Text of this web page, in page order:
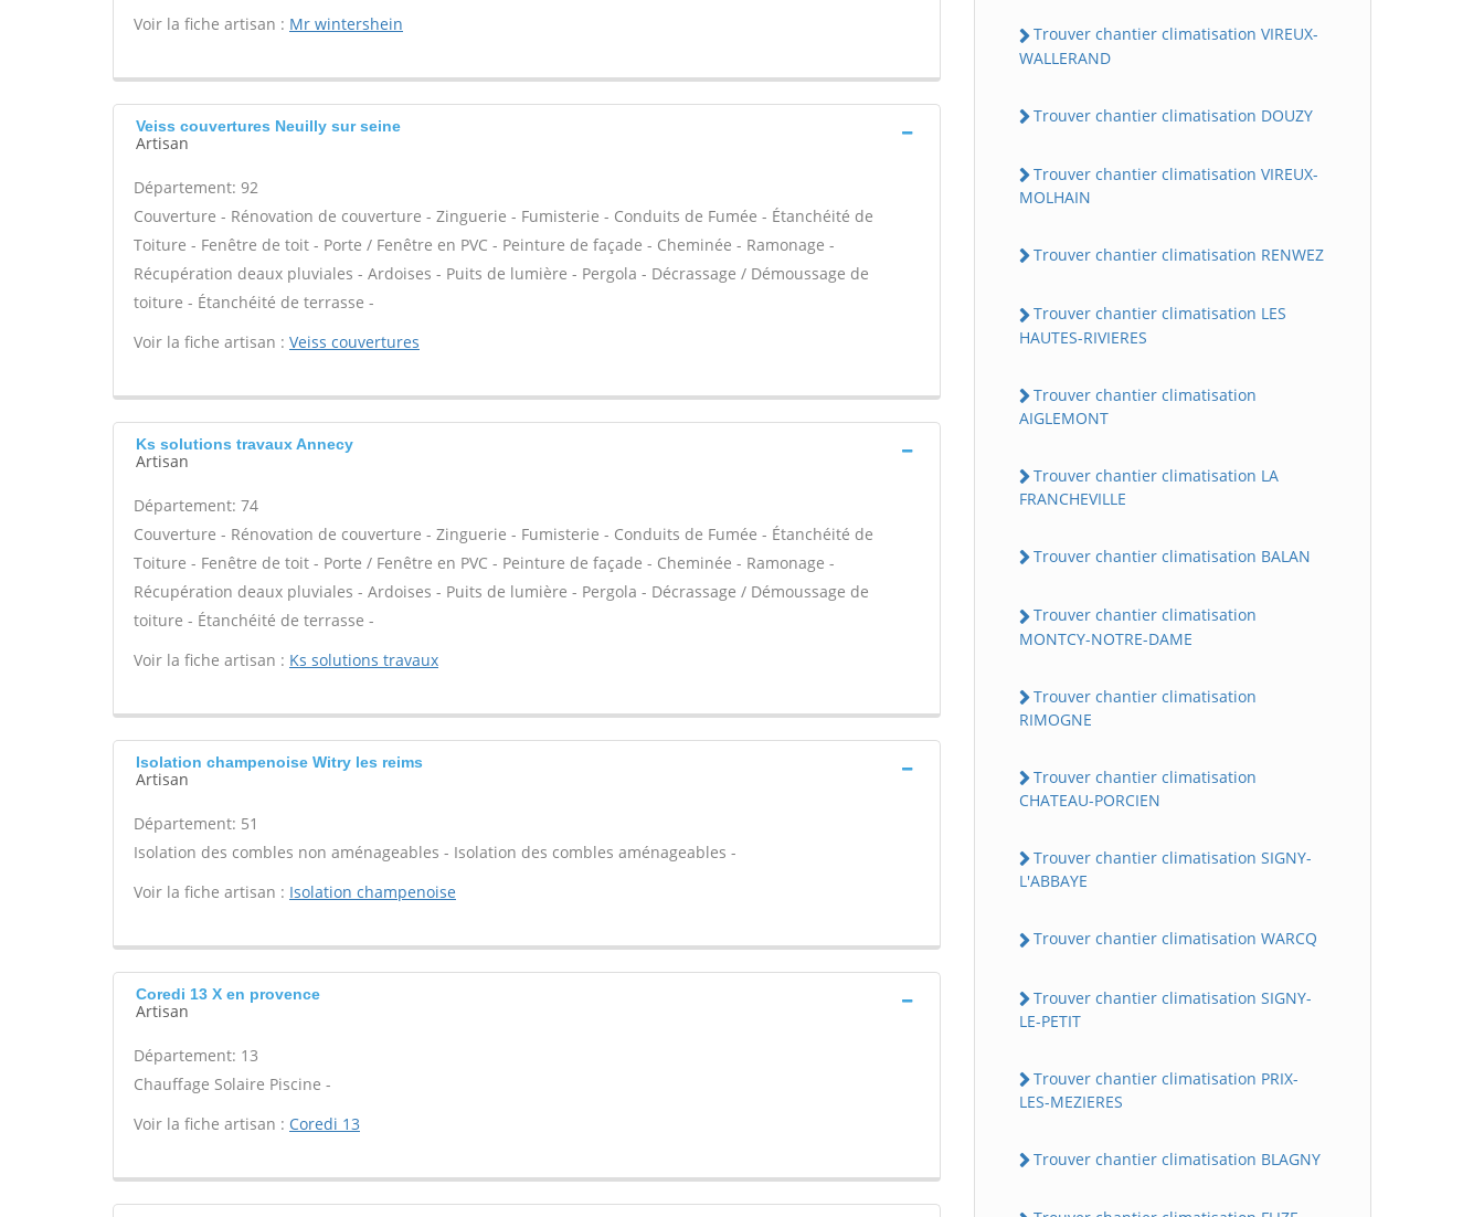
Voir la fiche artisan : Mr wintershein
Veiss couvertures Neuilly sur seine
Artisan
Département: 92
Couverture - Rénovation de couverture - Zinguerie - Fumisterie - Conduits de Fumée - Étanchéité de
Toiture - Fenêtre de toit - Porte / Fenêtre en PVC - Peinture de façade - Cheminée - Ramonage -
Récupération deaux pluviales - Ardoises - Puits de lumière - Pergola - Décrassage / Démoussage de
toiture - Étanchéité de terrasse -
Voir la fiche artisan : Veiss couvertures
Ks solutions travaux Annecy
Artisan
Département: 74
Couverture - Rénovation de couverture - Zinguerie - Fumisterie - Conduits de Fumée - Étanchéité de
Toiture - Fenêtre de toit - Porte / Fenêtre en PVC - Peinture de façade - Cheminée - Ramonage -
Récupération deaux pluviales - Ardoises - Puits de lumière - Pergola - Décrassage / Démoussage de
toiture - Étanchéité de terrasse -
Voir la fiche artisan : Ks solutions travaux
Isolation champenoise Witry les reims
Artisan
Département: 51
Isolation des combles non aménageables - Isolation des combles aménageables -
Voir la fiche artisan : Isolation champenoise
Coredi 13 X en provence
Artisan
Département: 13
Chauffage Solaire Piscine -
Voir la fiche artisan : Coredi 13
Trouver chantier climatisation VIREUX-
WALLERAND
Trouver chantier climatisation DOUZY
Trouver chantier climatisation VIREUX-
MOLHAIN
Trouver chantier climatisation RENWEZ
Trouver chantier climatisation LES
HAUTES-RIVIERES
Trouver chantier climatisation
AIGLEMONT
Trouver chantier climatisation LA
FRANCHEVILLE
Trouver chantier climatisation BALAN
Trouver chantier climatisation
MONTCY-NOTRE-DAME
Trouver chantier climatisation
RIMOGNE
Trouver chantier climatisation
CHATEAU-PORCIEN
Trouver chantier climatisation SIGNY-
L'ABBAYE
Trouver chantier climatisation WARCQ
Trouver chantier climatisation SIGNY-
LE-PETIT
Trouver chantier climatisation PRIX-
LES-MEZIERES
Trouver chantier climatisation BLAGNY